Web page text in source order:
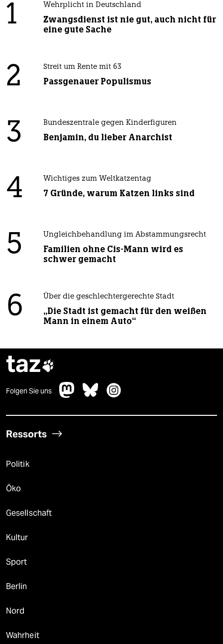
1 Wehrplicht in Deutschland
Zwangsdienst ist nie gut, auch nicht für
eine gute Sache
2 Streit um Rente mit 63
Passgenauer Populismus
3 Bundeszentrale gegen Kinderfiguren
Benjamin, du lieber Anarchist
4 Wichtiges zum Weltkatzentag
7 Gründe, warum Katzen links sind
5 Ungleichbehandlung im Abstammungsrecht
Familien ohne Cis-Mann wird es
schwer gemacht
6 Über die geschlechtergerechte Stadt
„Die Stadt ist gemacht für den weißen
Mann in einem Auto“
taz
Folgen Sie uns
Ressorts
Politik
Öko
Gesellschaft
Kultur
Sport
Berlin
Nord
Wahrheit